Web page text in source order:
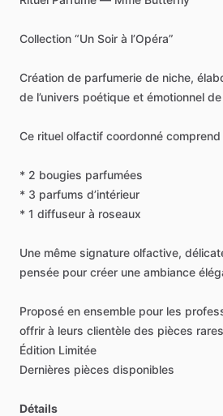
Collection “Un Soir à l’Opéra”
Création de parfumerie de niche,
de l’univers poétique et émotionnel de
Ce rituel olfactif coordonné comprend
* 2 bougies parfumées
* 3 parfums d’intérieur
* 1 diffuseur à roseaux
Une même signature olfactive,
pensée pour créer une ambiance
Proposé en ensemble pour les
offrir à leurs clientèle des pièces rares
Édition Limitée
Dernières pièces disponibles
Détails